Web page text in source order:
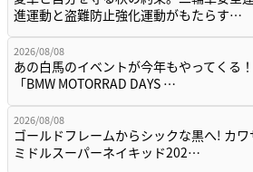
進運動と盗難防止強化運動がもたらす…
2026/08/08
あの白馬のイベントが今年もやってくる！
「BMW MOTORRAD DAYS …
2026/08/08
ゴールドフレームからシックな黒へ! カワ
ミドルスーパーネイキッド202…